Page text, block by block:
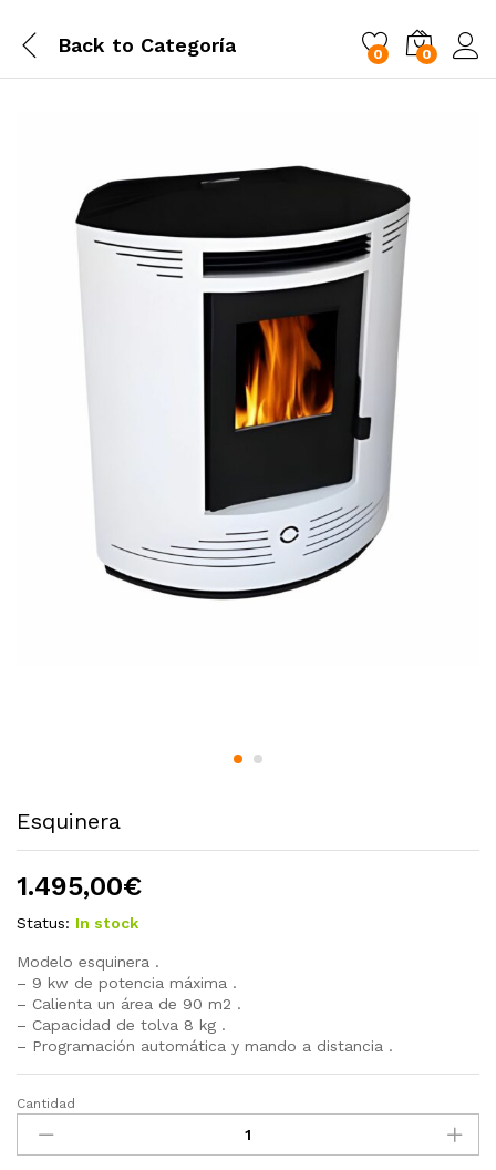
Back to Categoría 0 0
Esquinera
1.495,00€
Status: In stock
Modelo esquinera .
– 9 kw de potencia máxima .
– Calienta un área de 90 m2 .
– Capacidad de tolva 8 kg .
– Programación automática y mando a distancia .
Cantidad